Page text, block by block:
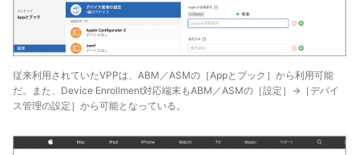
従来利用されていたVPPは、ABM／ASMの［Appとブック］から利用可能
だ。また、Device Enrollment対応端末もABM／ASMの［設定］→［デバイ
ス管理の設定］から可能となっている。